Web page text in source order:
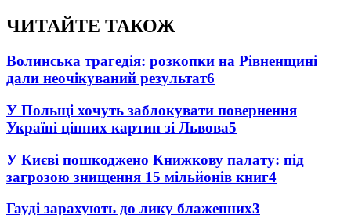
ЧИТАЙТЕ ТАКОЖ
Волинська трагедія: розкопки на Рівненщині
дали неочікуваний результат6
У Польщі хочуть заблокувати повернення
Україні цінних картин зі Львова5
У Києві пошкоджено Книжкову палату: під
загрозою знищення 15 мільйонів книг4
Гауді зарахують до лику блаженних3